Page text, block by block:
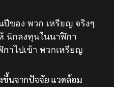
ปีของ พวก เหรียญ จริงๆ
นักลงทุนในนาฬิกา
าไปเข้า พวกเหรียญ
ขึ้นจากปัจจัย แวดล้อม